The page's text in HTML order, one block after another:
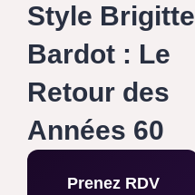
Style Brigitte
Bardot : Le
Retour des
Années 60
Prenez RDV